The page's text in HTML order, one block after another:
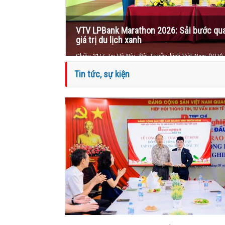
Bộ Tư lệnh Bộ đội Biên phòng triển khai
trọng tâm tháng 8/2026
Sáng 31/7, tại Hà Nội, Trung tướng Vũ Trung Kiên, Ủy
Đảng, Ủy viên Quân ủy Trung ương, Tư lệnh Bộ đội Biên
Bộ Tư lệnh Bộ đội Biên phòng tháng 7/2026, nhằm
8/2026.
Tin tức, sự kiện